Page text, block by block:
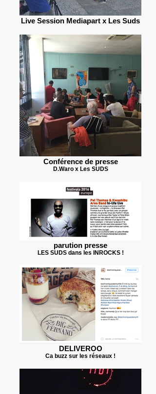
Live Session Mediapart x Les Suds
Conférence de presse
D.Waro x Les SUDS
parution presse
LES SUDS dans les INROCKS !
DELIVEROO
Ca buzz sur les réseaux !